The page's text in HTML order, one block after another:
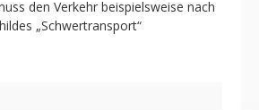
den Verkehr beispielsweise nach
„Schwertransport“